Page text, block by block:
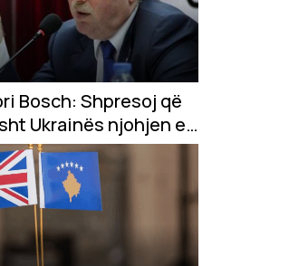
Bosch: Shpresoj që
Ukrainës njohjen e
Serbisë